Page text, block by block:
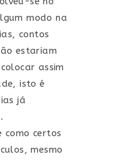
modo na
contos
estariam
assim
isto é
já
como certos
mesmo